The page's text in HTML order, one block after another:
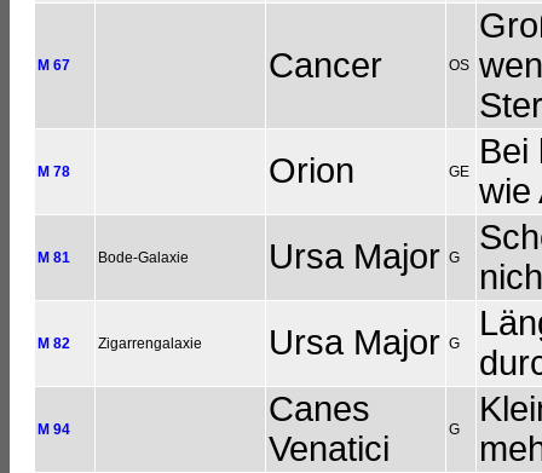
M 67 Cancer OS
M 78 Orion GE
Bei
wie
M 81 Bode-Galaxie Ursa Major G
M 82 Zigarrengalaxie Ursa Major G
M 94
Canes
Venatici
G